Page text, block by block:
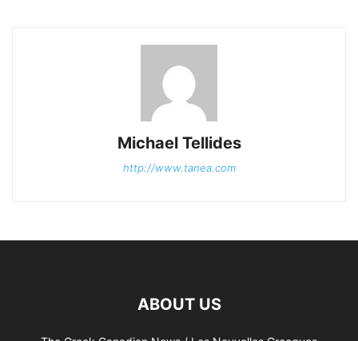
Michael Tellides
http://www.tanea.com
ABOUT US